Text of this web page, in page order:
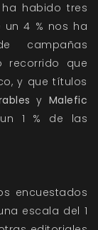
habido tres
4 % nos ha
campañas
recorrido que
y que títulos
y Malefic
1 % de las
encuestados
escala del 1